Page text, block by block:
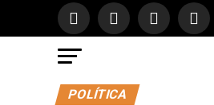
POLÍTICA